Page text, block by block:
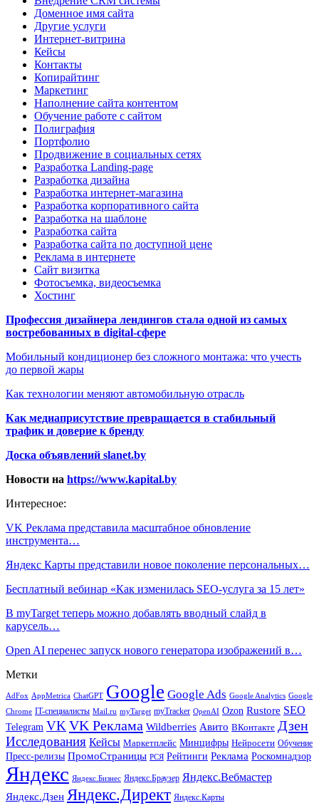
Доменное имя сайта
Другие услуги
Интернет-витрина
Кейсы
Контакты
Копирайтинг
Маркетинг
Наполнение сайта контентом
Обучение работе с сайтом
Полиграфия
Портфолио
Продвижение в социальных сетях
Разработка Landing-page
Разработка дизайна
Разработка интернет-магазина
Разработка корпоративного сайта
Разработка на шаблоне
Разработка сайта
Разработка сайта по доступной цене
Реклама в интернете
Сайт визитка
Фотосъемка, видеосъемка
Хостинг
Профессия дизайнера лендингов стала одной из самых
востребованных в digital-сфере
Мобильный кондиционер без сложного монтажа: что учесть
до первой жары
Как технологии меняют автомобильную отрасль
Как медиаприсутствие превращается в стабильный
трафик и доверие к бренду
Доска объявлений slanet.by
Новости на https://www.kapital.by
Интересное:
VK Реклама представила масштабное обновление
инструмента…
Яндекс Карты представили новое поколение персональных…
Бесплатный вебинар «Как изменилась SEO-услуга за 15 лет»
В myTarget теперь можно добавлять вводный слайд в
карусель…
Open AI перенес запуск нового генератора изображений в…
Метки
AdFox AppMetrica ChatGPT Google Google Ads Google Analytics Google
Chrome IT-специалисты Mail.ru myTarget myTracker OpenAI Ozon Rustore SEO
Telegram VK VK Реклама Wildberries Авито ВКонтакте Дзен
Исследования Кейсы Маркетплейс Минцифры Нейросети Обучение
Пресс-релизы ПромоСтраницы РСЯ Рейтинги Реклама Роскомнадзор
Яндекс Яндекс.Бизнес Яндекс.Браузер Яндекс.Вебмастер
Яндекс.Дзен Яндекс.Директ Яндекс.Карты